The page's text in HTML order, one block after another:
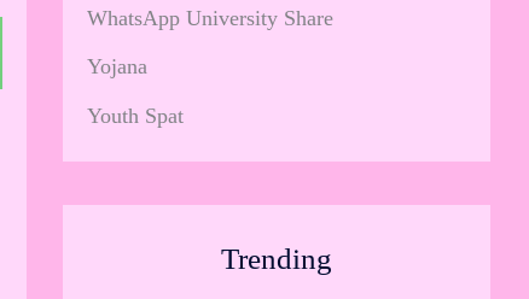
WhatsApp University Share
Yojana
Youth Spat
Trending